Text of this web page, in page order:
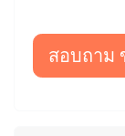
สอบถาม